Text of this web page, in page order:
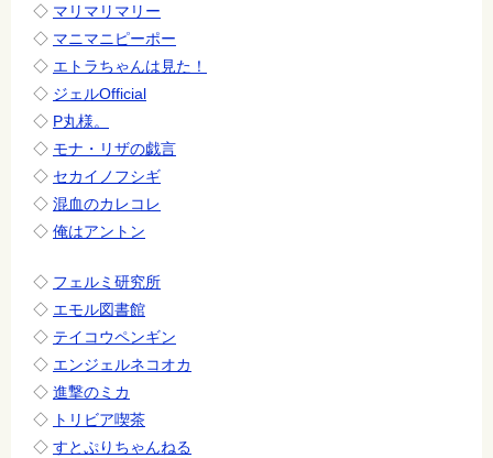
◇ マリマリマリー
◇ マニマニピーポー
◇ エトラちゃんは見た！
◇ ジェルOfficial
◇ P丸様。
◇ モナ・リザの戯言
◇ セカイノフシギ
◇ 混血のカレコレ
◇ 俺はアントン
◇ フェルミ研究所
◇ エモル図書館
◇ テイコウペンギン
◇ エンジェルネコオカ
◇ 進撃のミカ
◇ トリビア喫茶
◇ すとぷりちゃんねる